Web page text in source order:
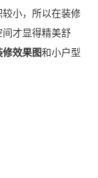
小，所以在装修
才显得精美舒
效果图和小户型